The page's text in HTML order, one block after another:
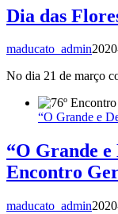
Dia das
maducato_admin
No dia 21 de março
“O Grande e
“O Grande e
Encontro
maducato_admin